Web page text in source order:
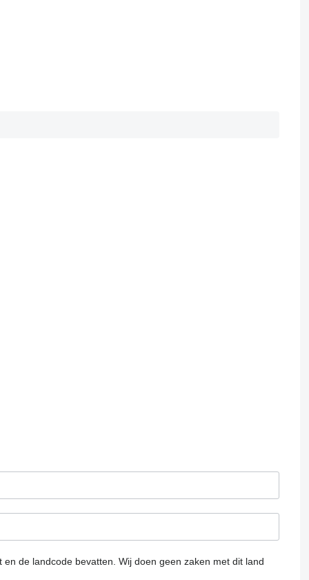
de landcode bevatten. Wij doen geen zaken met dit land